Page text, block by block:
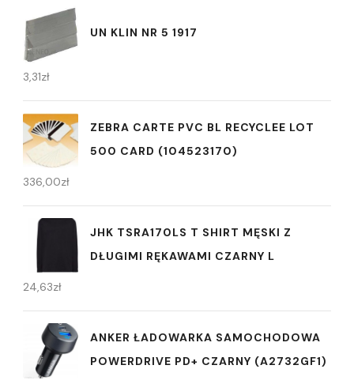
UN KLIN NR 5 1917
3,31zł
ZEBRA CARTE PVC BL RECYCLEE LOT
500 CARD (104523170)
336,00zł
JHK TSRA170LS T SHIRT MĘSKI Z
DŁUGIMI RĘKAWAMI CZARNY L
24,63zł
ANKER ŁADOWARKA SAMOCHODOWA
POWERDRIVE PD+ CZARNY (A2732GF1)